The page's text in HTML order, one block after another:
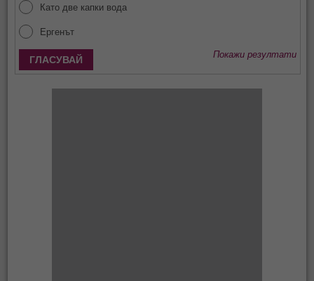
Като две капки вода
Ергенът
Покажи резултати